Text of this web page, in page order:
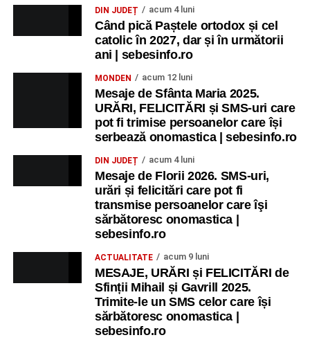
DIN JUDEȚ acum 4 luni
Când pică Paștele ortodox și cel
catolic în 2027, dar și în următorii
ani | sebesinfo.ro
MONDEN acum 12 luni
Mesaje de Sfânta Maria 2025.
URĂRI, FELICITĂRI și SMS-uri care
pot fi trimise persoanelor care își
serbează onomastica | sebesinfo.ro
DIN JUDEȚ acum 4 luni
Mesaje de Florii 2026. SMS-uri,
urări și felicitări care pot fi
transmise persoanelor care îşi
sărbătoresc onomastica |
sebesinfo.ro
ACTUALITATE acum 9 luni
MESAJE, URĂRI și FELICITĂRI de
Sfinții Mihail și Gavrill 2025.
Trimite-le un SMS celor care își
sărbătoresc onomastica |
sebesinfo.ro